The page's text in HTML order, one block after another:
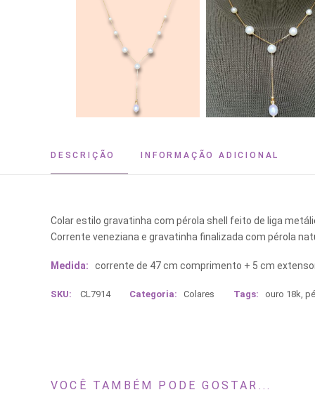
DESCRIÇÃO INFORMAÇÃO ADICIONAL
Colar estilo gravatinha com pérola shell feito de liga
Corrente veneziana e gravatinha finalizada com pérola
Medida: corrente de 47 cm comprimento + 5 cm
SKU: CL7914 Categoria: Colares Tags: ouro 18k,
VOCÊ TAMBÉM PODE GOSTAR...